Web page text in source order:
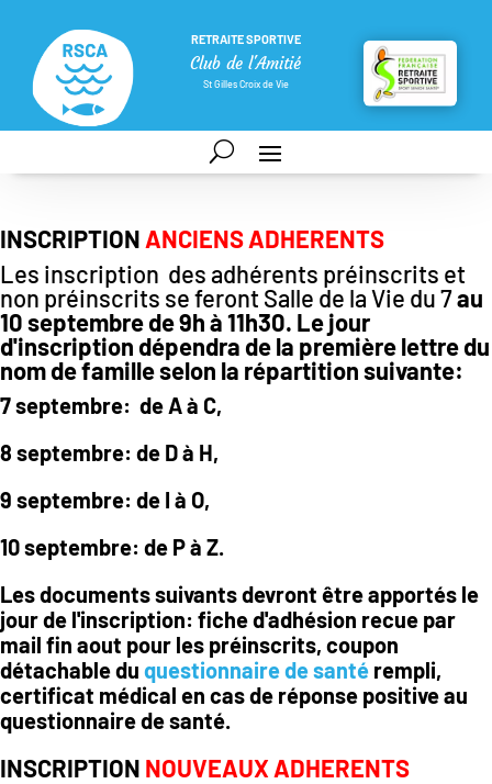
RETRAITE SPORTIVE
Club de l'Amitié
St Gilles Croix de Vie
INSCRIPTION ANCIENS ADHERENTS
Les inscription des adhérents préinscrits et
non préinscrits se feront Salle de la Vie du 7au
10 septembre de 9h à 11h30. Le jour
d'inscription dépendra de la première lettre du
nom de famille selon la répartition suivante:
7 septembre: de A à C,
8 septembre: de D à H,
9 septembre: de I à O,
10 septembre: de P à Z.
Les documents suivants devront être apportés le
jour de l'inscription: fiche d'adhésion recue par
mail fin aout pour les préinscrits, coupon
détachable du questionnaire de santé rempli,
certificat médical en cas de réponse positive au
questionnaire de santé.
INSCRIPTION NOUVEAUX ADHERENTS